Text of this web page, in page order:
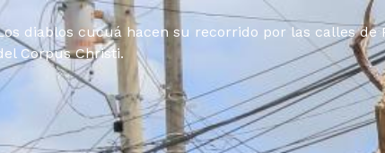
diablos cucuá hacen su recorrido por las calles de
Corpus Christi.